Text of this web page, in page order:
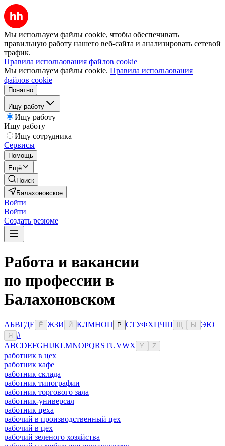
Мы используем файлы cookie, чтобы обеспечивать
правильную работу нашего веб-сайта и анализировать сетевой
трафик.
Правила использования файлов cookie
Мы используем файлы cookie. Правила использования
файлов cookie
Понятно
Ищу работу
Ищу работу
Ищу работу
Ищу сотрудника
Сервисы
Помощь
Ещё
Поиск
Балахоновское
Войти
Войти
Создать резюме
Работа и вакансии
по профессии в
Балахоновском
АБВГДЕ Ё ЖЗИ Й КЛМНОП Р СТУФХЦЧШ Ы ЭЮ
Я
#
ABCDEFGHIJKLMNOPQRSTUVWX Y Z
работник в цех
работник кафе
работник склада
работник типографии
работник торгового зала
работник-универсал
работник цеха
рабочий в производственный цех
рабочий в цех
рабочий зеленого хозяйства